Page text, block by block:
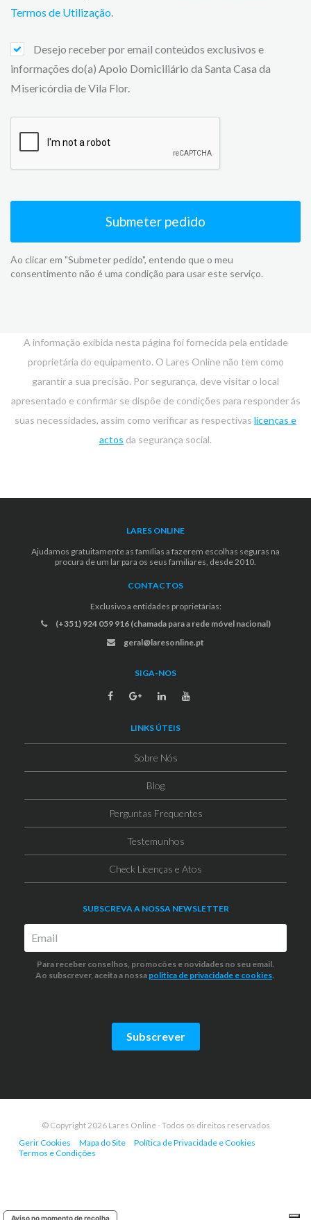
Termos de Utilização.
Desejo receber por email conteúdos exclusivos e
informações do(a) Apoio Domiciliário da Santa Casa da
Misericórdia de Vila Flor.
Submeter pedido
Ao clicar em "Submeter pedido", entendo que o meu
consentimento não é uma condição para usar este serviço.
A informação exibida nesta página foi fornecida pela entidade
proprietária do equipamento. O Lares Online não tem como
garantir a sua precisão. Por segurança, deve visitar o local
apresentado e confirmar se dispõe de condições para responder ás
suas necessidades, assim como verificar as respectivas licenças e
actos da segurança social.
LARES ONLINE
Ajudamos gratuitamente as famílias a fazerem escolhas seguras na
procura de um lar para os seus familiares, desde 2010.
CONTACTOS
Exclusivo a entidades proprietárias:
(+351) 924 059 916 (chamada para a rede móvel nacional)
geral@laresonline.pt
SIGA-NOS
LINKS ÚTEIS
Sobre Nós
Blog
Perguntas Frequentes
Testemunhos
Check Licenças e Atos
SUBSCREVA A NOSSA NEWSLETTER
Para receber conselhos, promocões e novidades no seu email.
Ao subscrever, aceita a nossa politica de privacidade e cookies.
Subscrever
© Copyright 2026 Lares Online - Todos os direitos reservados
Gerir Cookies
Mapa do Site
Política de Privacidade e Cookies
Termos e Condições
Aviso no momento de recolha